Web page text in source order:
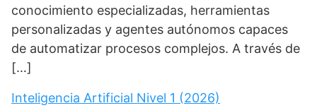
conocimiento especializadas, herramientas
personalizadas y agentes autónomos capaces
de automatizar procesos complejos. A través de
[…]
Inteligencia Artificial Nivel 1 (2026)